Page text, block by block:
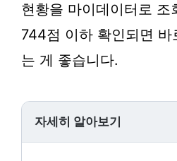
현황을 마이데이터로 조
744점 이하 확인되면
는 게 좋습니다.
자세히 알아보기